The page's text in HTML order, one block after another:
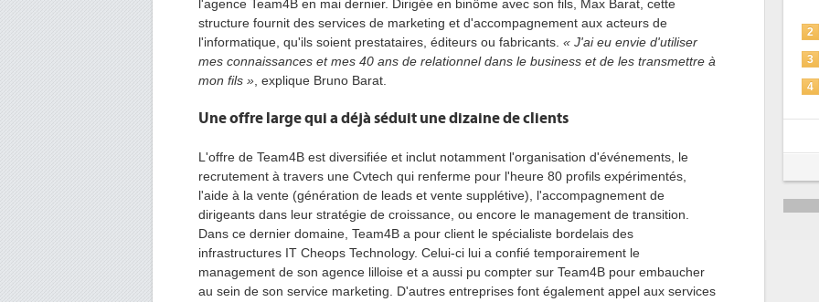
l'agence Team4B en mai dernier. Dirigée en binôme avec son fils, Max Barat , cette
structure fournit des services de marketing et d'accompagnement aux acteurs de
l'informatique, qu'ils soient prestataires , éditeurs ou fabricants. « J'ai eu envie d'utiliser
mes connaissances et mes 40 ans de relationnel dans le business et de les transmettre à
mon fils » , explique Bruno Barat
Une offre large qui a déjà séduit une dizaine de clients
L'offre de Team4B est diversifiée et inclut notamment l'organisation d'événements, le
recrutement à travers une Cvtech qui renferme pour l'heure 80 profils expérimentés,
l'aide à la vente (génération de leads et vente supplétive) , l'accompagnement de
dirigeants dans leur stratégie de croissance, ou encore le management de transition.
Dans ce dernier domaine, Team4B a pour client le spécialiste bordelais des
infrastructures IT Cheops Technology. Celui-ci lui a confié temporairement le
management de son agence lilloise et a aussi pu compter sur Team4B pour embaucher
au sein de son service marketing.
D'autres entreprises font également appel aux services
2
6